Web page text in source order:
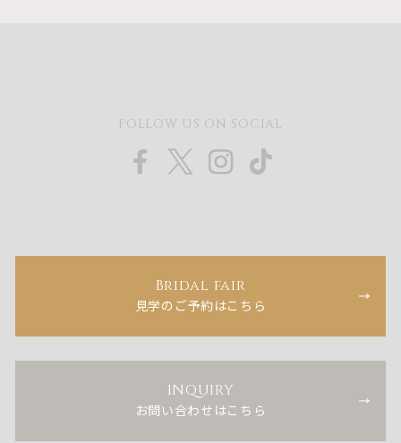
FOLLOW US ON SOCIAL
Bridal fair
見学のご予約はこちら
INQUIRY
お問い合わせはこちら